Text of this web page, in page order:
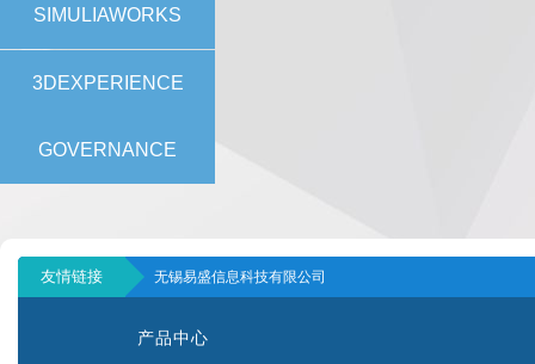
SIMULIAWORKS
3DEXPERIENCE
GOVERNANCE
友情链接 无锡易盛信息科技有限公司
产品中心